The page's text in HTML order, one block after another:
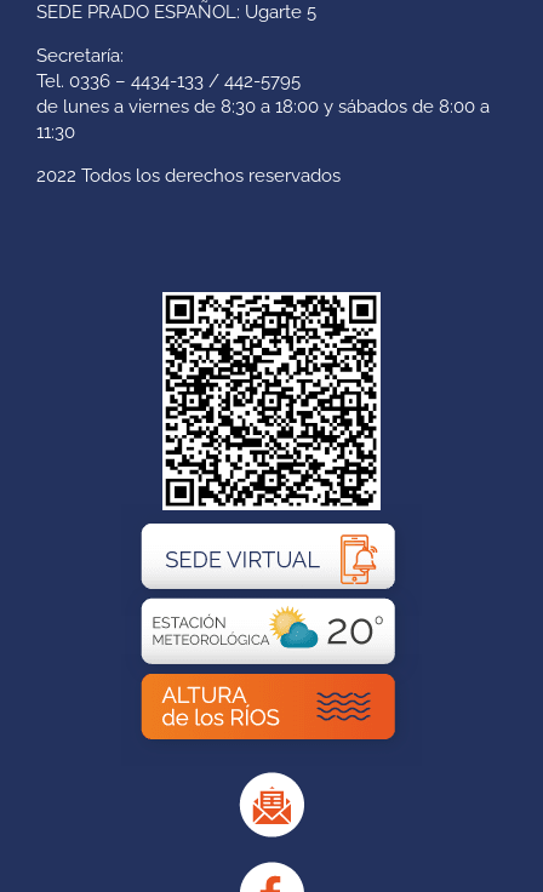
SEDE PRADO ESPAÑOL: Ugarte 5
Secretaría:
Tel. 0336 – 4434-133 / 442-5795
de lunes a viernes de 8:30 a 18:00 y sábados de 8:00 a
11:30
2022 Todos los derechos reservados